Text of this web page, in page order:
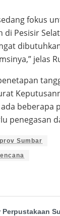
fokus
di Pesisir
jelas
beberapa
penegasan
Sumbar
Perpustakaan